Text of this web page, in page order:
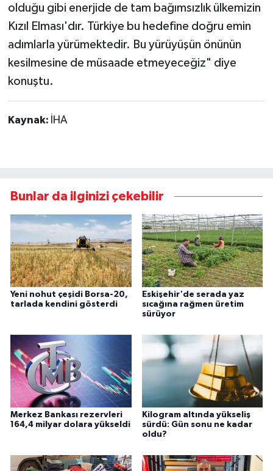
olduğu gibi enerjide de tam bağımsızlık ülkemizin
Kızıl Elması'dır. Türkiye bu hedefine doğru emin
adımlarla yürümektedir. Bu yürüyüşün önünün
kesilmesine de müsaade etmeyeceğiz" diye
konuştu.
Kaynak: İHA
Bunlar da ilginizi çekebilir
Yeni nohut çeşidi Borsa-20,
tarlada kendini gösterdi
Eskişehir'de serada yaz
sıcağına rağmen üretim
sürüyor
Merkez Bankası rezervleri
164,4 milyar dolara yükseldi
Kilogram altında yükseliş
sürdü: Gün sonu ne kadar
oldu?